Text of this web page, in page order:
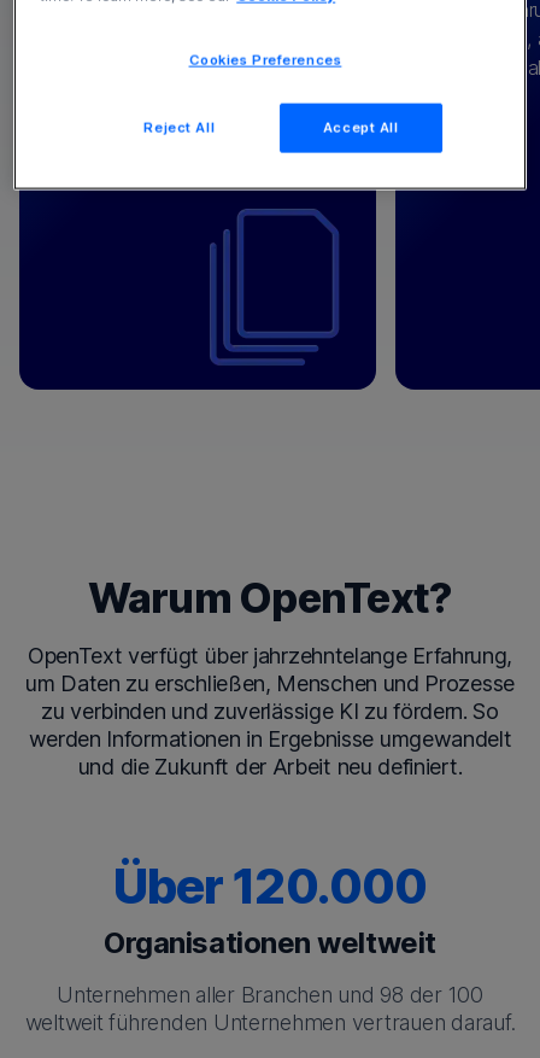
Gewährleistung von Governance
sowie der Nutzung integrierter
Schutzmaßnahmen und
den richtigen Systemen
Engine
mit wichtigen
Integrationen, indem wir
Datensätze aus Anwendungen
und Clouds zusammenführen,
darunter CRM, ERP, Lieferkette,
Content Management und mehr.
⟶
für Ihr
kann
Warum OpenText?
OpenText verfügt über jahrzehntelange Erfahrung,
um Daten zu erschließen, Menschen und Prozesse
zu verbinden und zuverlässige KI zu fördern. So
werden Informationen in Ergebnisse umgewandelt
und die Zukunft der Arbeit neu definiert.
Über 120.000
Organisationen weltweit
Unternehmen aller Branchen und 98 der 100
weltweit führenden Unternehmen vertrauen darauf.
Cookies Preferences
Reject All Accept All